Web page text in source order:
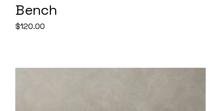
Bench
$120.00